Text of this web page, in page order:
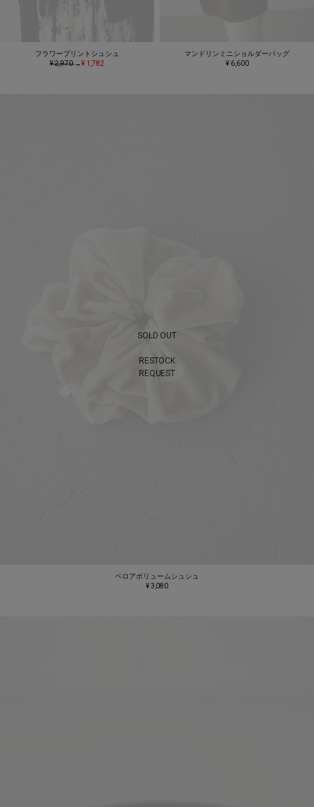
フラワープリントシュシュ
¥ 2,970→¥ 1,782
マンドリンミニショルダーバッグ
¥ 6,600
SOLD OUT
RESTOCK
REQUEST
ベロアボリュームシュシュ
¥ 3,080